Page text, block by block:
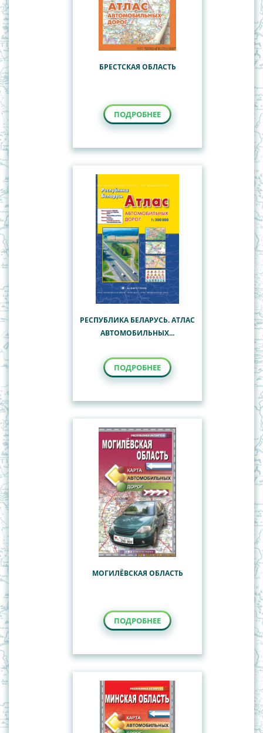
БРЕСТСКАЯ ОБЛАСТЬ
ПОДРОБНЕЕ
РЕСПУБЛИКА БЕЛАРУСЬ. АТЛАС
АВТОМОБИЛЬНЫХ...
ПОДРОБНЕЕ
МОГИЛЁВСКАЯ ОБЛАСТЬ
ПОДРОБНЕЕ